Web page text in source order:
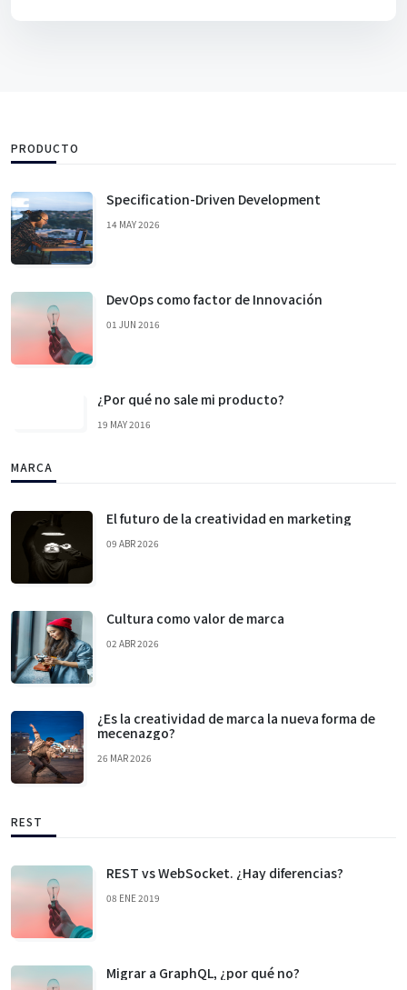
PRODUCTO
Specification-Driven Development
14 MAY 2026
DevOps como factor de Innovación
01 JUN 2016
¿Por qué no sale mi producto?
19 MAY 2016
MARCA
El futuro de la creatividad en marketing
09 ABR 2026
Cultura como valor de marca
02 ABR 2026
¿Es la creatividad de marca la nueva forma de
mecenazgo?
26 MAR 2026
REST
REST vs WebSocket. ¿Hay diferencias?
08 ENE 2019
Migrar a GraphQL, ¿por qué no?